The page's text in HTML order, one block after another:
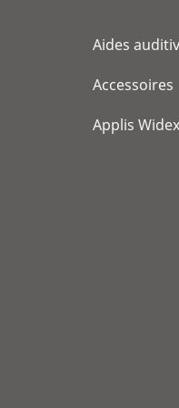
Aides
Accessoires
Applis Widex